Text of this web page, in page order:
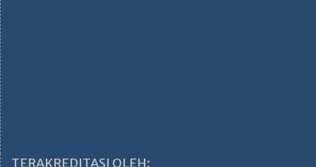
TERAKREDITASI OLEH: